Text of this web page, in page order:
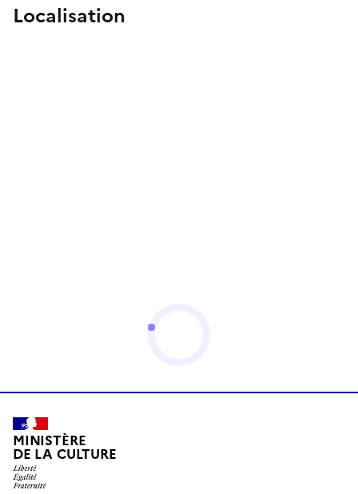
Localisation
MINISTÈRE
DE LA CULTURE